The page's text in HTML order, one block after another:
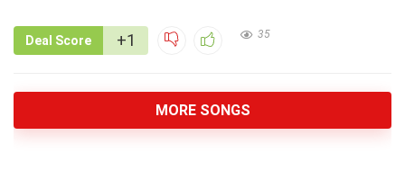
Deal Score +1 35
MORE SONGS